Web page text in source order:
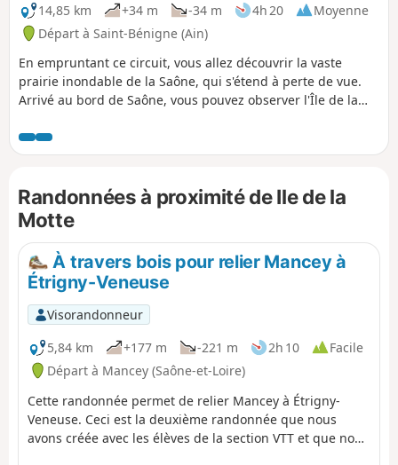
14,85 km
+34 m -34 m 4h 20
Moyenne
Départ à Saint-Bénigne (Ain)
En empruntant ce circuit, vous allez découvrir la vaste
prairie inondable de la Saône, qui s'étend à perte de vue.
Arrivé au bord de Saône, vous pouvez observer l'Île de la
abrite des colonies de hérons : bihoreau gris, aigrette
garzette et héron garde-bœufs, parfois sensibles au
l'île sur la rivière est également un atout pour le maintien
de la diversité piscicole. Les sédiments transportés par la
Saône se sont déposés et accumulés à la Motte, créant
progressivement des îlots et des bras secondaires. Cet
ensemble constitue une mosaïque d’habitats naturels qui
présente une diversité d’espèces exceptionnelle. Le castor
est présent sur le site et il contribue du reste à sa gestion,
en coupant les branches de saules et de peupliers pour en
manger l’écorce.
Randonnées à proximité de Ile de la
Motte
À travers bois pour relier Mancey à
Étrigny-Veneuse
Visorandonneur
5,84 km
+177 m -221 m 2h 10
Facile
Départ à Mancey (Saône-et-Loire)
Cette randonnée permet de relier Mancey à Étrigny-
Veneuse. Ceci est la deuxième randonnée que nous
avons créée avec les élèves de la section VTT et que nous